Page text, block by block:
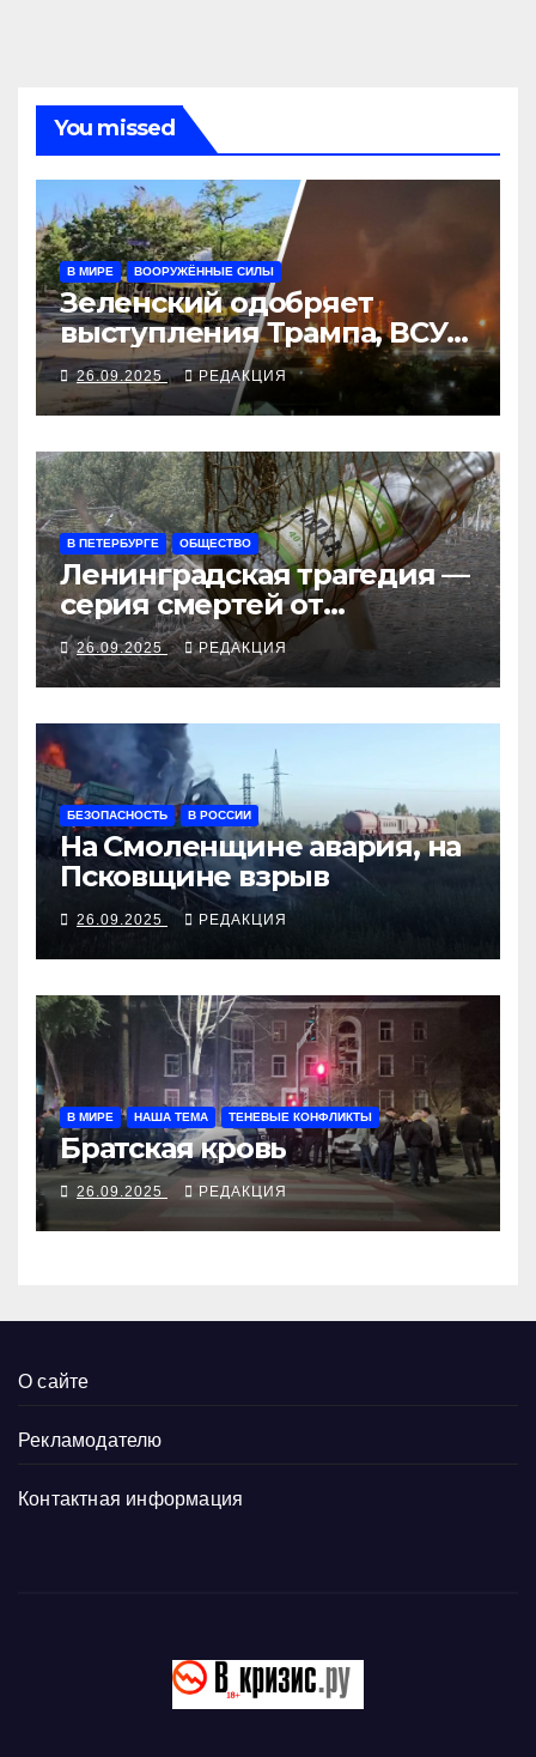
You missed
В МИРЕ ВООРУЖЁННЫЕ СИЛЫ
Зеленский одобряет
выступления Трампа, ВСУ
закрыли Добропольский
рубеж
26.09.2025 РЕДАКЦИЯ
В ПЕТЕРБУРГЕ ОБЩЕСТВО
Ленинградская трагедия —
серия смертей от
алкосуррогата
26.09.2025 РЕДАКЦИЯ
БЕЗОПАСНОСТЬ В РОССИИ
На Смоленщине авария, на
Псковщине взрыв
26.09.2025 РЕДАКЦИЯ
В МИРЕ НАША ТЕМА ТЕНЕВЫЕ КОНФЛИКТЫ
Братская кровь
26.09.2025 РЕДАКЦИЯ
О сайте
Рекламодателю
Контактная информация